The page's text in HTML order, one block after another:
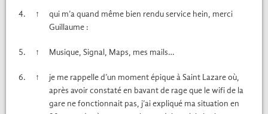
4. ↑
qui m’a quand même bien ren­du ser­vice hein, mer­ci
Guil­laume :
5. ↑ Musique, Sig­nal, Maps, mes mails…
6. ↑
je me rap­pelle d’un moment épique à Saint Lazare où,
après avoir con­staté en bavant de rage que le wifi de la
gare ne fonc­tion­nait pas, j’ai expliqué ma sit­u­a­tion en